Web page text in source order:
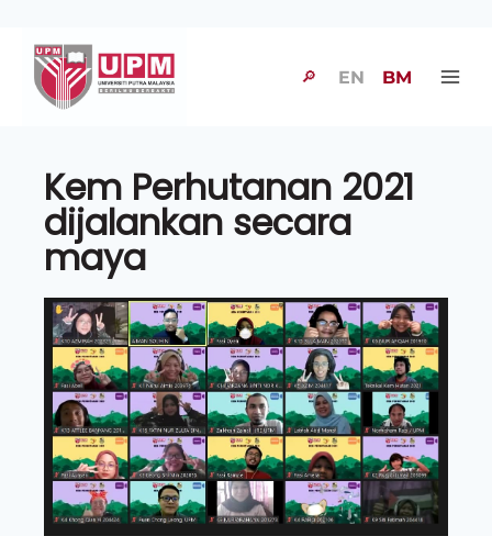
🔎 EN BM
Kem Perhutanan 2021
dijalankan secara
maya